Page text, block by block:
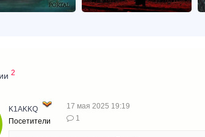
2
K1AKKQ
Посетители
17 мая 2025 19:19
1